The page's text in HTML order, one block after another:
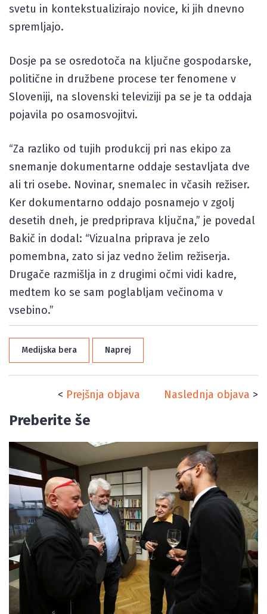
svetu in kontekstualizirajo novice, ki jih dnevno
spremljajo.
Dosje pa se osredotoča na ključne gospodarske,
politične in družbene procese ter fenomene v
Sloveniji, na slovenski televiziji pa se je ta oddaja
pojavila po osamosvojitvi.
“Za razliko od tujih produkcij pri nas ekipo za
snemanje dokumentarne oddaje sestavljata dve
ali tri osebe. Novinar, snemalec in včasih režiser.
Ker dokumentarno oddajo posnamejo v zgolj
desetih dneh, je predpriprava ključna,” je povedal
Bakič in dodal: “Vizualna priprava je zelo
pomembna, zato si jaz vedno želim režiserja.
Drugače razmišlja in z drugimi očmi vidi kadre,
medtem ko se sam poglabljam večinoma v
vsebino.”
Medijska bera Naprej
< Prejšnja objava Naslednja objava >
Preberite še